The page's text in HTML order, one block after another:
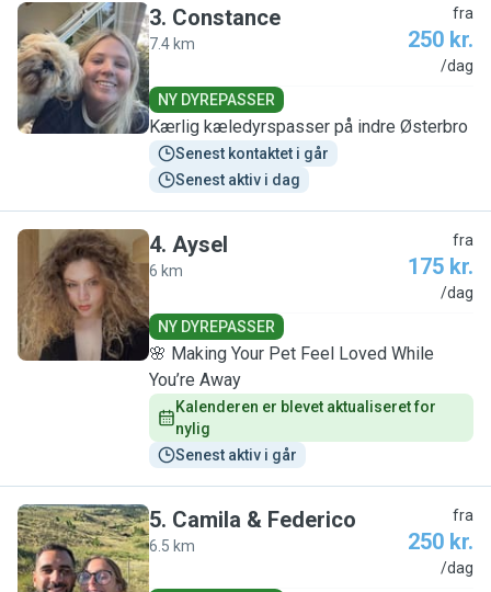
C
3. Constance
7.4 km
fra
250 kr.
/dag
NY DYREPASSER
Kærlig kæledyrspasser på indre Østerbro
Senest kontaktet i går
Senest aktiv i dag
A
4. Aysel
6 km
fra
175 kr.
/dag
NY DYREPASSER
🌸 Making Your Pet Feel Loved While
You’re Away
Kalenderen er blevet aktualiseret for
nylig
Senest aktiv i går
C
5. Camila & Federico
6.5 km
fra
250 kr.
/dag